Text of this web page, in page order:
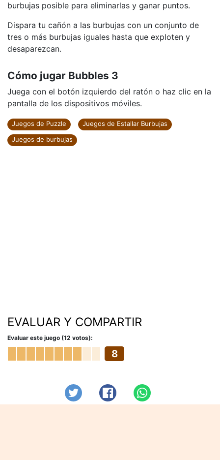
burbujas posible para eliminarlas y ganar puntos.
Dispara tu cañón a las burbujas con un conjunto de
tres o más burbujas iguales hasta que exploten y
desaparezcan.
Cómo jugar Bubbles 3
Juega con el botón izquierdo del ratón o haz clic en la
pantalla de los dispositivos móviles.
Juegos de Puzzle
Juegos de Estallar Burbujas
Juegos de burbujas
EVALUAR Y COMPARTIR
Evaluar este juego (12 votos):
8